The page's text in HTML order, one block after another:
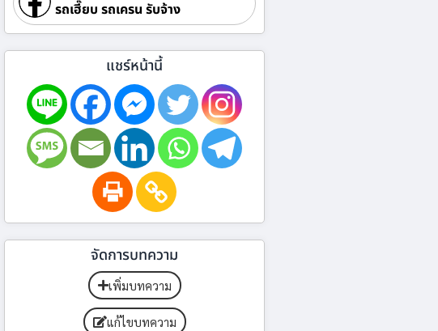
รถเฮี๊ยบ รถเครน รับจ้าง
แชร์หน้านี้
จัดการบทความ
เพิ่มบทความ
แก้ไขบทความ